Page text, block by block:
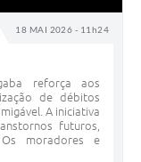
18 MAI 2026 - 11h24
reforça aos
de débitos
A iniciativa
futuros,
moradores e